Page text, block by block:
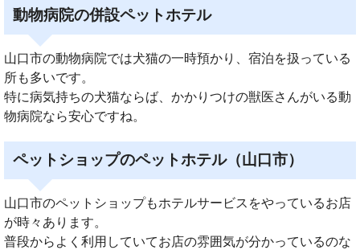
動物病院の併設ペットホテル
山口市の動物病院では犬猫の一時預かり、宿泊を扱っている
所も多いです。
特に病気持ちの犬猫ならば、かかりつけの獣医さんがいる動
物病院なら安心ですね。
ペットショップのペットホテル（山口市）
山口市のペットショップもホテルサービスをやっているお店
が時々あります。
普段からよく利用していてお店の雰囲気が分かっているのな